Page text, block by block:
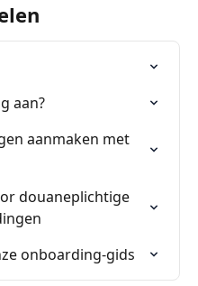
aan?
aanmaken met
douaneplichtige
onboarding-gids